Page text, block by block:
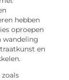
hebben
oproepen
wandeling
en